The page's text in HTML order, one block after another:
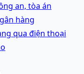
an, tòa án
hàng
qua điện thoại